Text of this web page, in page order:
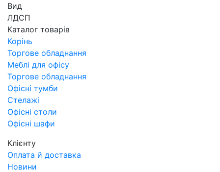
Вид
ЛДСП
Каталог товарів
Корінь
Торгове обладнання
Меблі для офісу
Торгове обладнання
Офісні тумби
Стелажі
Офісні столи
Офісні шафи
Клієнту
Оплата й доставка
Новини